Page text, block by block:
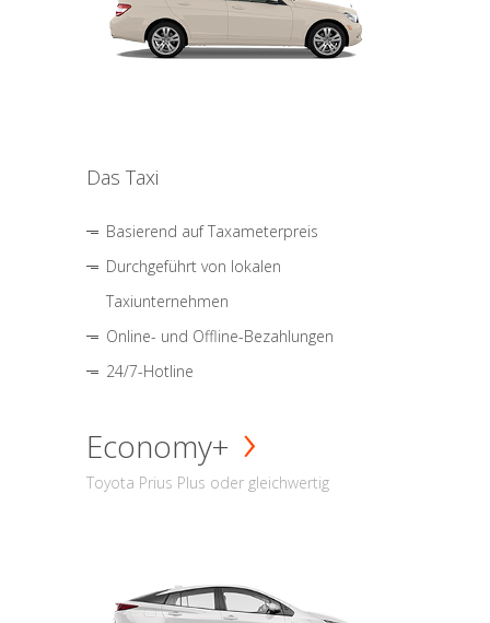
Das Taxi
Basierend auf Taxameterpreis
Durchgeführt von lokalen
Taxiunternehmen
Online- und Offline-Bezahlungen
24/7-Hotline
Economy+
Toyota Prius Plus oder gleichwertig